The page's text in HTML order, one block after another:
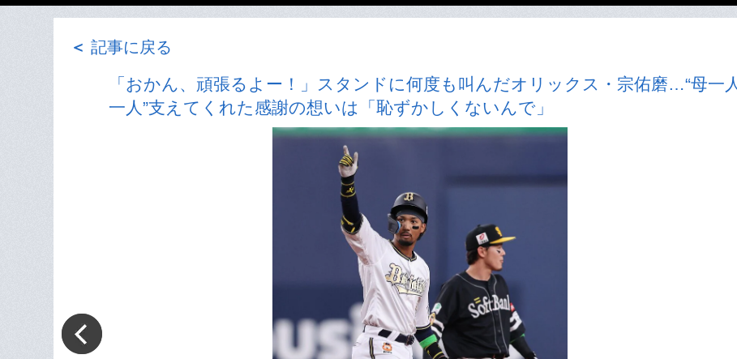
＜ 記事に戻る
「おかん、頑張るよー！」スタンドに何度も叫んだオリックス・宗佑磨…“母一
一人”支えてくれた感謝の想いは「恥ずかしくないんで」